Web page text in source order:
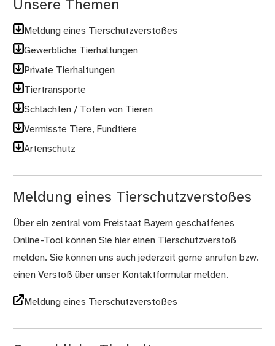
Unsere Themen
Meldung eines Tierschutzverstoßes
Gewerbliche Tierhaltungen
Private Tierhaltungen
Tiertransporte
Schlachten / Töten von Tieren
Vermisste Tiere, Fundtiere
Artenschutz
Meldung eines Tierschutzverstoßes
Über ein zentral vom Freistaat Bayern geschaffenes
Online-Tool können Sie hier einen Tierschutzverstoß
melden. Sie können uns auch jederzeit gerne anrufen bzw.
einen Verstoß über unser Kontaktformular melden.
Meldung eines Tierschutzverstoßes